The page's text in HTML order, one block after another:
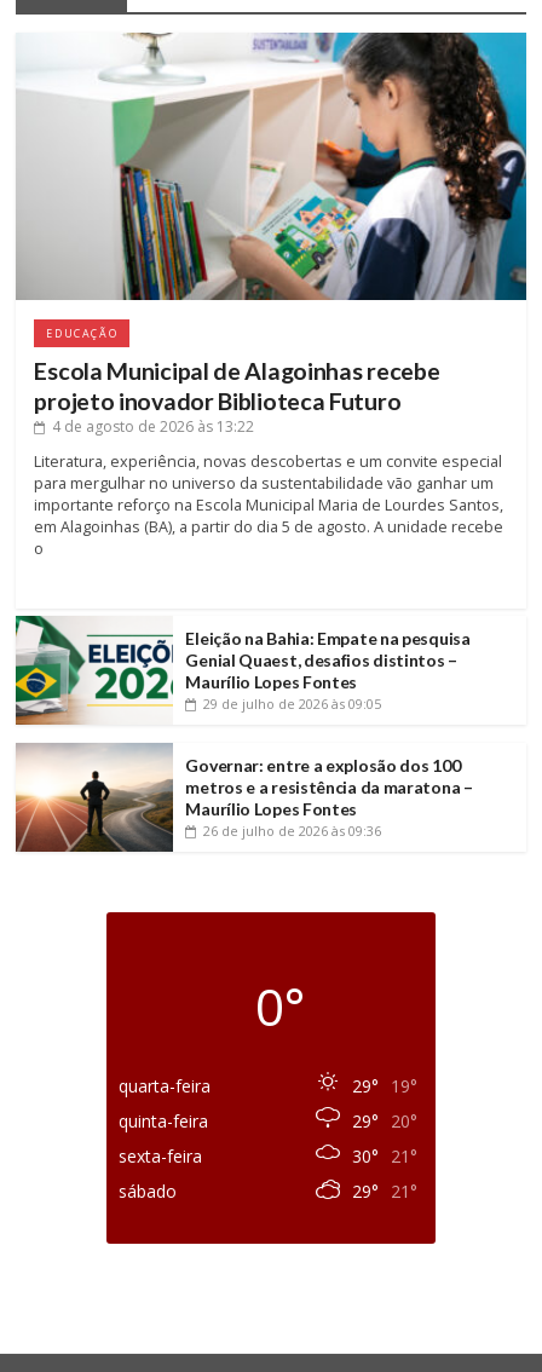
EDUCAÇÃO
Escola Municipal de Alagoinhas recebe
projeto inovador Biblioteca Futuro
4 de agosto de 2026 às 13:22
Literatura, experiência, novas descobertas e um convite especial
para mergulhar no universo da sustentabilidade vão ganhar um
importante reforço na Escola Municipal Maria de Lourdes Santos,
em Alagoinhas (BA), a partir do dia 5 de agosto. A unidade recebe
o
Eleição na Bahia: Empate na pesquisa
Genial Quaest, desafios distintos –
Maurílio Lopes Fontes
29 de julho de 2026 às 09:05
Governar: entre a explosão dos 100
metros e a resistência da maratona –
Maurílio Lopes Fontes
26 de julho de 2026 às 09:36
0°
quarta-feira 29°
19°
quinta-feira
29°
20°
sexta-feira
30°
21°
sábado
29° 21°